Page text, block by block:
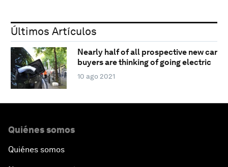
Últimos Artículos
Nearly half of all prospective new car
buyers are thinking of going electric
10 ago 2021
Quiénes somos
Quiénes somos